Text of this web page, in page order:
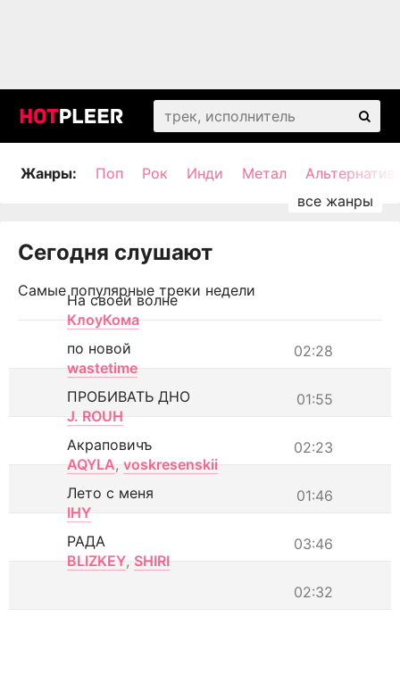
Жанры: Поп Рок Инди Метал
Сегодня слушают
Самые популярные треки недели
На своей волне
КлоуКома
02:28
по новой
wastetime
01:55
ПРОБИВАТЬ ДНО
J. ROUH
02:23
Акраповичъ
AQYLA, voskresenskii
01:46
Лето с меня
IHY
03:46
РАДА
BLIZKEY, SHIRI
02:32